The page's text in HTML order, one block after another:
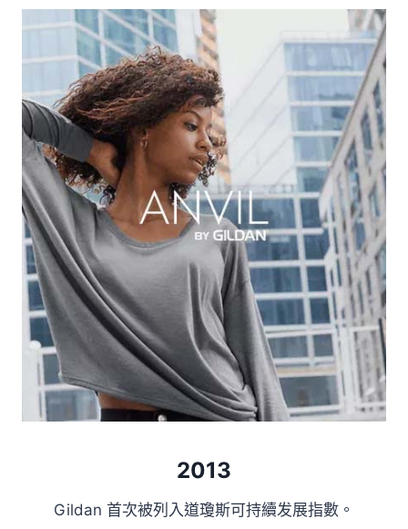
2013
Gildan 首次被列入道瓊斯可持續发展指數。